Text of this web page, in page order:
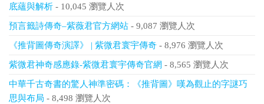
底蘊與解析 - 10,045 瀏覽人次
預言籤詩傳奇–紫薇君官方網站 - 9,087 瀏覽人次
《推背圖傳奇演譯》 | 紫微君寰宇傳奇 - 8,976 瀏覽人次
紫微君神奇感應錄-紫微君寰宇傳奇官網 - 8,565 瀏覽人次
中華千古奇書的驚人神準密碼：《推背圖》嘆為觀止的字謎巧
思與布局 - 8,498 瀏覽人次